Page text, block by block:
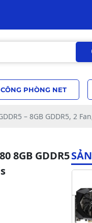
PHÒNG NET
– 8GB GDDR5, 2
8GB GDDR5